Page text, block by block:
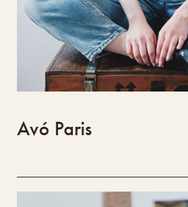
memória, a arte e
colaborando
Avó Paris